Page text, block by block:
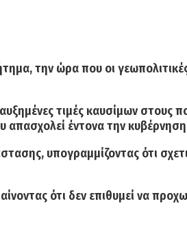
την ώρα που οι
τιμές καυσίμων στους
απασχολεί έντονα την
υπογραμμίζοντας ότι
ότι δεν επιθυμεί να